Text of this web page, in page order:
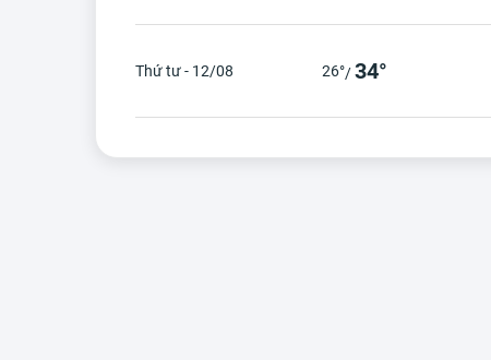
Thứ tư - 12/08 26°/34°